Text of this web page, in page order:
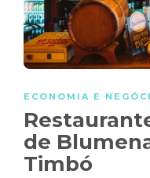
ECONOMIA E
de
Timbó